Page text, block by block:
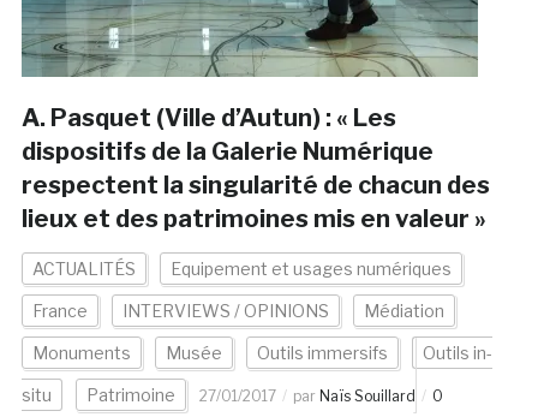
A. Pasquet (Ville d’Autun) : « Les
dispositifs de la Galerie Numérique
respectent la singularité de chacun des
lieux et des patrimoines mis en valeur »
ACTUALITÉS Equipement et usages numériques
France INTERVIEWS / OPINIONS Médiation
Monuments Musée Outils immersifs Outils in-
situ Patrimoine 27/01/2017 par Naïs Souillard
0